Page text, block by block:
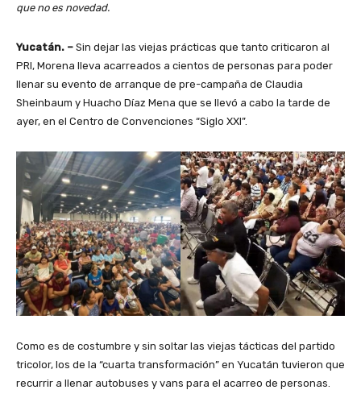
que no es novedad.
Yucatán. – Sin dejar las viejas prácticas que tanto criticaron al
PRI, Morena lleva acarreados a cientos de personas para poder
llenar su evento de arranque de pre-campaña de Claudia
Sheinbaum y Huacho Díaz Mena que se llevó a cabo la tarde de
ayer, en el Centro de Convenciones “Siglo XXI”.
Como es de costumbre y sin soltar las viejas tácticas del partido
tricolor, los de la “cuarta transformación” en Yucatán tuvieron que
recurrir a llenar autobuses y vans para el acarreo de personas.